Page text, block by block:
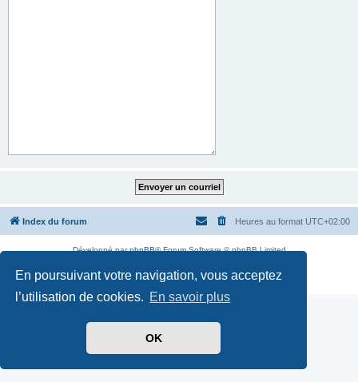
En poursuivant votre navigation, vous acceptez
l’utilisation de cookies. En savoir plus
OK
Index du forum Heures au format UTC+02:00
Développé parphpBB® Forum Software © phpBB Limited
Confidentialité| Conditions